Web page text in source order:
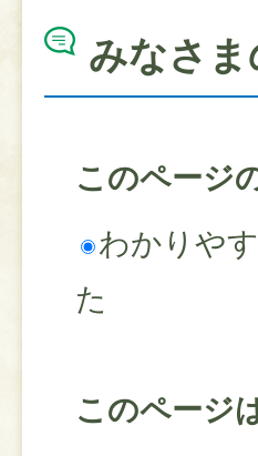
みなさ
このページ
わかりや
た
このページ